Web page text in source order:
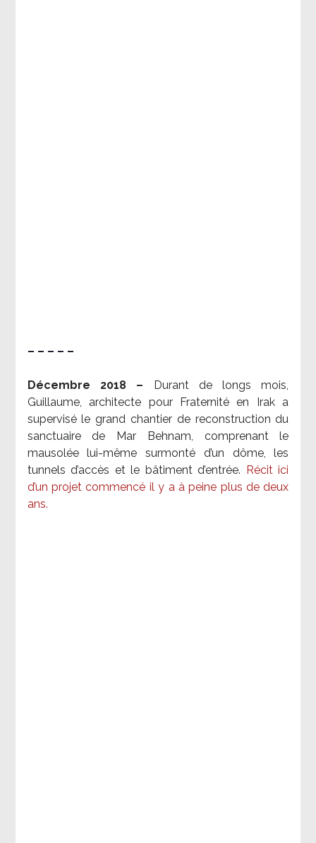
– – – – –
Décembre 2018 –
Durant de longs mois,
Guillaume, architecte pour Fraternité en Irak a
supervisé le grand chantier de reconstruction du
sanctuaire de Mar Behnam, comprenant le
mausolée lui-même surmonté d’un dôme, les
tunnels d’accès et le bâtiment d’entrée.
Récit ici
d’un projet commencé il y a à peine plus de deux
ans.